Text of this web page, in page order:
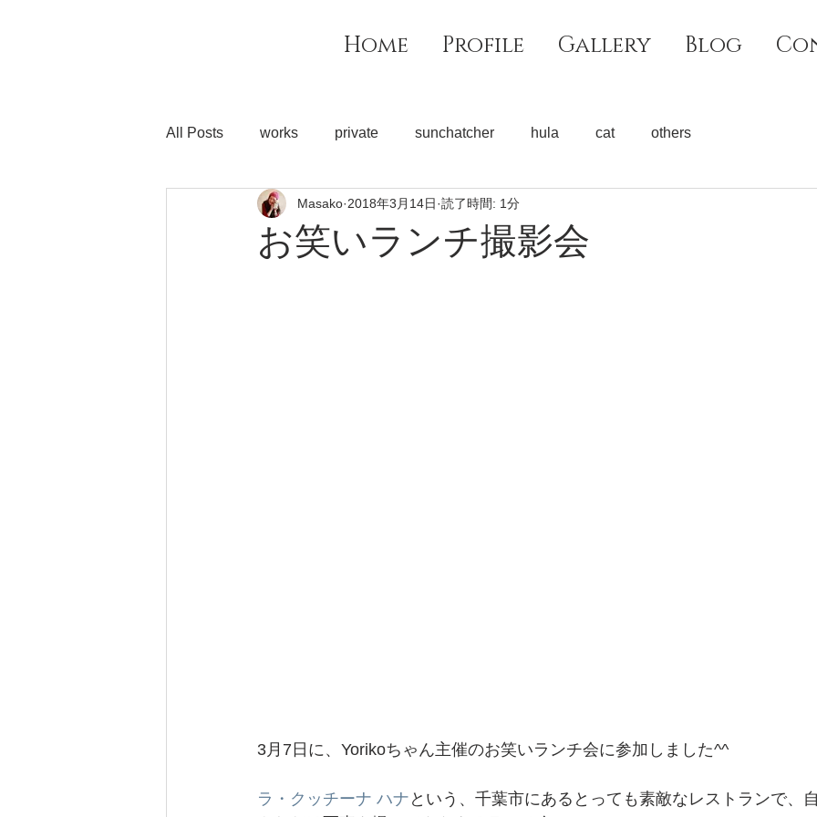
Home Profile Gallery Blog
All Posts works private sunchatcher hula cat others
お笑いランチ撮影会
Masako 2018年3月14日 読了時間: 1分
3月7日に、Yorikoちゃん主催のお笑いランチ会に参加しました^^
ラ・クッチーナ ハナ という、千葉市にあるとっても素敵なレストランで、